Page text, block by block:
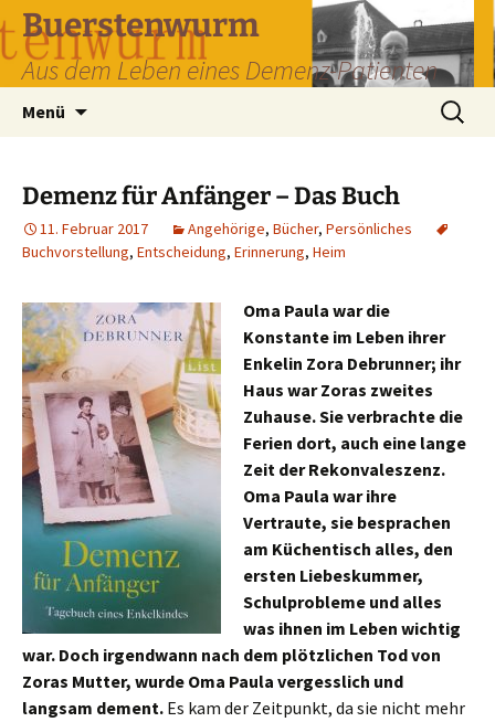
Zum
Inhalt
springen
Buerstenwurm
Aus dem Leben eines Demenz-Patienten
Menü
Suchen
nach:
Demenz für Anfänger – Das Buch
11. Februar 2017 Angehörige, Bücher, Persönliches
Buchvorstellung, Entscheidung, Erinnerung, Heim
Oma Paula war die
Konstante im Leben ihrer
Enkelin Zora Debrunner; ihr
Haus war Zoras zweites
Zuhause. Sie verbrachte die
Ferien dort, auch eine lange
Zeit der Rekonvaleszenz.
Oma Paula war ihre
Vertraute, sie besprachen
am Küchentisch alles, den
ersten Liebeskummer,
Schulprobleme und alles
was ihnen im Leben wichtig
war. Doch irgendwann nach dem plötzlichen Tod von
Zoras Mutter, wurde Oma Paula vergesslich und
langsam dement. Es kam der Zeitpunkt, da sie nicht mehr